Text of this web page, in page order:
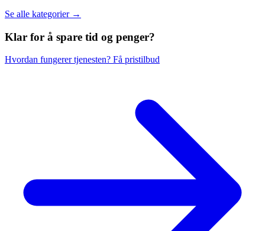
Se alle kategorier →
Klar for å spare tid og penger?
Hvordan fungerer tjenesten? Få pristilbud